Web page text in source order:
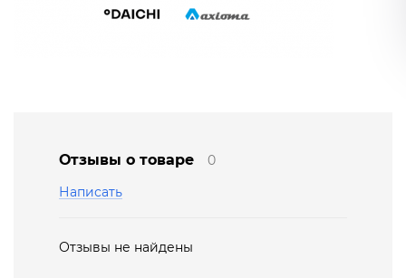
Отзывы о товаре
0
Написать
Отзывы не найдены